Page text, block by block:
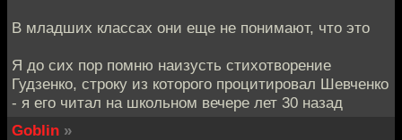
В младших классах они еще не понимают, что это
Я до сих пор помню наизусть стихотворение
Гудзенко, строку из которого процитировал Шевченко
- я его читал на школьном вечере лет 30 назад
Goblin »